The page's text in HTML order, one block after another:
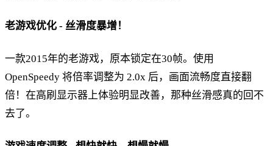
老游戏优化 - 丝滑度暴增！
一款2015年的老游戏，原本锁定在30帧。使用
OpenSpeedy 将倍率调整为 2.0x 后，画面流畅度直接翻
倍！在高刷显示器上体验明显改善，那种丝滑感真的回不
去了。